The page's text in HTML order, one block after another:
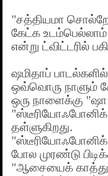
"சத்தியமா
கேட்க
என்று ட்விட்டரில்
ஷமிதாப்
ஒவ்வொரு நாளும்
ஒரு நாளைக்கு
தள்ளுகிறது.
போல முரண்டு
"ஆசையைக்